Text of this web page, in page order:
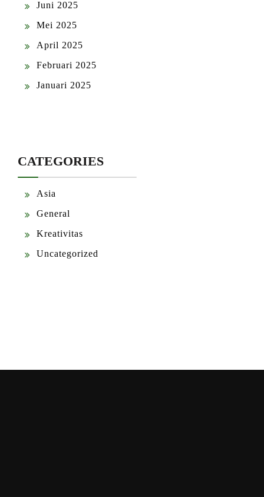
Juni 2025
Mei 2025
April 2025
Februari 2025
Januari 2025
CATEGORIES
Asia
General
Kreativitas
Uncategorized